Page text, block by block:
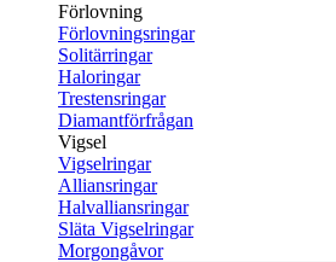
Förlovning
Förlovningsringar
Solitärringar
Haloringar
Trestensringar
Diamantförfrågan
Vigsel
Vigselringar
Alliansringar
Halvalliansringar
Släta Vigselringar
Morgongåvor